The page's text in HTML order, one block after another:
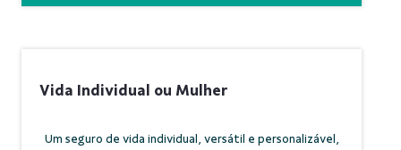
Vida Individual ou Mulher
Um seguro de vida individual, versátil e personalizável,